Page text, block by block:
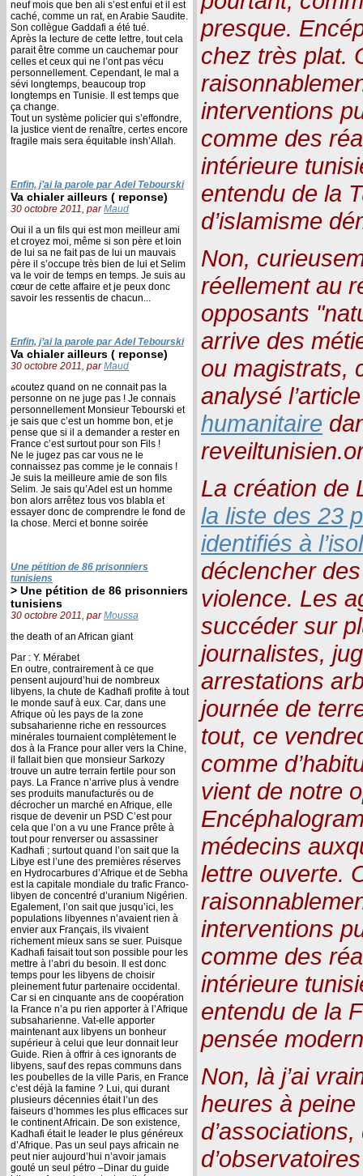
neuf mois que ben ali s’est enfui et il est
caché, comme un rat, en Arabie Saudite.
Son collègue Gaddafi a été tué.
Après la lecture de cette lettre, tout cela
parait être comme un cauchemar pour
celles et ceux qui ne l’ont pas vécu
personnellement. Cependant, le mal a
sévi longtemps, beaucoup trop
longtemps en Tunisie. Il est temps que
ça change.
Tout un système policier qui s’effondre,
la justice vient de renaître, certes encore
fragile mais sera équitable insh’Allah.
Enfin, j’ai la parole par Adel Tebourski
Va chialer ailleurs ( reponse)
30 octobre 2011, parMaud
Oui il a un fils qui est mon meilleur ami
et croyez moi, même si son père et loin
de lui sa ne fait pas de lui un mauvais
père il s’occupe très bien de lui et Selim
va le voir de temps en temps. Je suis au
cœur de cette affaire et je peux donc
savoir les ressentis de chacun...
Enfin, j’ai la parole par Adel Tebourski
Va chialer ailleurs ( reponse)
30 octobre 2011, parMaud
ةcoutez quand on ne connait pas la
personne on ne juge pas ! Je connais
personnellement Monsieur Tebourski et
je sais que c’est un homme bon, et je
pense que si il a demander a rester en
France c’est surtout pour son Fils !
Ne le jugez pas car vous ne le
connaissez pas comme je le connais !
Je suis la meilleure amie de son fils
Selim. Je sais qu’Adel est un homme
bon alors arrêtez tous vos blabla et
essayer donc de comprendre le fond de
la chose. Merci et bonne soirée
Une pétition de 86 prisonniers
tunisiens
> Une pétition de 86 prisonniers
tunisiens
30 octobre 2011, parMoussa
the death of an African giant
Par : Y. Mérabet
En outre, contrairement à ce que
pensent aujourd’hui de nombreux
libyens, la chute de Kadhafi profite à tout
le monde sauf à eux. Car, dans une
Afrique où les pays de la zone
subsaharienne riche en ressources
minérales tournaient complètement le
dos à la France pour aller vers la Chine,
il fallait bien que monsieur Sarkozy
trouve un autre terrain fertile pour son
pays. La France n’arrive plus à vendre
ses produits manufacturés ou de
décrocher un marché en Afrique, elle
risque de devenir un PSD C’est pour
cela que l’on a vu une France prête à
tout pour renverser ou assassiner
Kadhafi ; surtout quand l’on sait que la
Libye est l’une des premières réserves
en Hydrocarbures d’Afrique et de Sebha
est la capitale mondiale du trafic Franco-
libyen de concentré d’uranium Nigérien.
Egalement, l’on sait que jusqu’ici, les
populations libyennes n’avaient rien à
envier aux Français, ils vivaient
richement mieux sans se suer. Puisque
Kadhafi faisait tout son possible pour les
mettre à l’abri du besoin. Il est donc
temps pour les libyens de choisir
pleinement futur partenaire occidental.
Car si en cinquante ans de coopération
la France n’a pu rien apporter à l’Afrique
subsaharienne. Vat-elle apporter
maintenant aux libyens un bonheur
supérieur à celui que leur donnait leur
Guide. Rien à offrir à ces ignorants de
libyens, sauf des repas communs dans
les poubelles de la ville Paris, en France
c’est déjà la famine ? Lui, qui durant
plusieurs décennies était l’un des
faiseurs d’hommes les plus efficaces sur
le continent Africain. De son existence,
Kadhafi était le leader le plus généreux
d’Afrique. Pas un seul pays africain ne
peut nier aujourd’hui n’avoir jamais
gouté un seul pétro –Dinar du guide
presque.
chez très plat.
interventions
comme des
intérieure
entendu de la
d’islamisme
Non,
réellement au
opposants
arrive des
ou magistrats,
analysé
humanitaire
La création de
la liste des 23
identifiés à
déclencher
violence. Les
succéder sur
journalistes,
arrestations
journée de
tout, ce
comme
vient de notre
médecins
lettre ouverte.
interventions
comme des
intérieure
entendu de la
pensée
Non, là j’ai
heures à